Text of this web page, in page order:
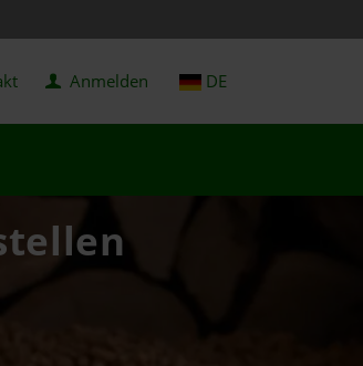
Anmelden DE